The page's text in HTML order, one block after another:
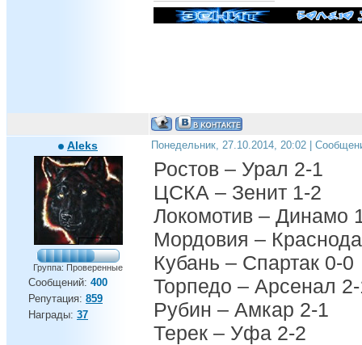
Aleks
Группа: Проверенные
Сообщений: 400
Репутация: 859
Награды: 37
Понедельник, 27.10.2014, 20:02 |
Ростов – Урал 2-1
ЦСКА – Зенит 1-2
Локомотив – Динамо
Мордовия –
Кубань – Спартак 0-0
Торпедо – Арсенал
Рубин – Амкар 2-1
Терек – Уфа 2-2